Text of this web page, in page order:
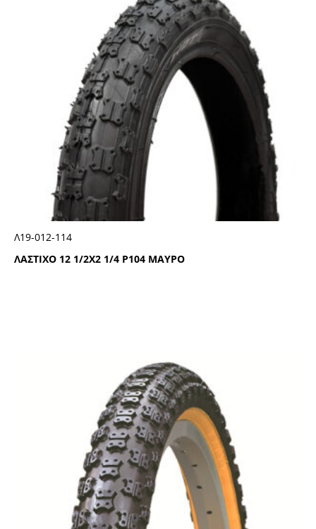
ΛΑΣΤΙΧΟ 12 1/2Χ2 1/4 Ρ104 ΜΑΥΡΟ
Λ19-012-114